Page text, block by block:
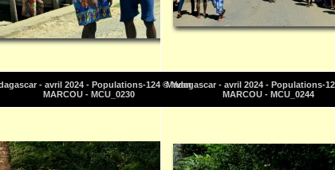
- avril 2024 - Populations-124 © Yvan
MARCOU - MCU_0230
Madagascar - avril 2024 - Populations-
MARCOU - MCU_0244